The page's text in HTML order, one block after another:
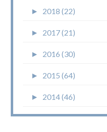
► 2018 (22)
► 2017 (21)
► 2016 (30)
► 2015 (64)
► 2014 (46)